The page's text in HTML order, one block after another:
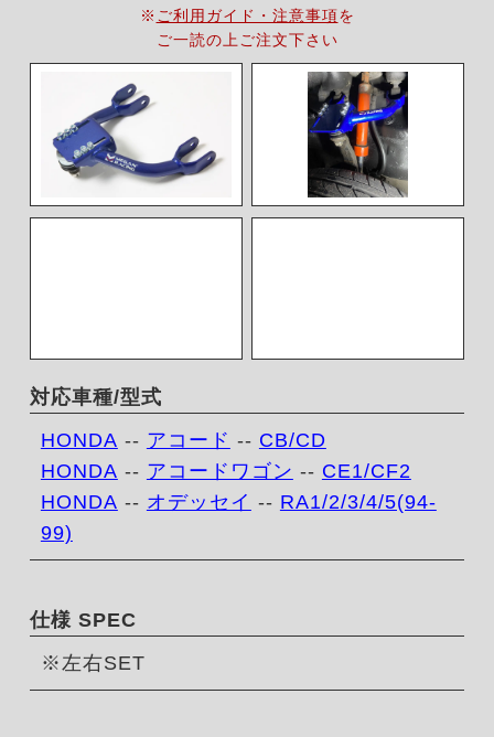
※ ご利用ガイド・注意事項を
ご一読の上ご注文下さい
対応車種/型式
HONDA -- アコード -- CB/CD
HONDA -- アコードワゴン -- CE1/CF2
HONDA -- オデッセイ -- RA1/2/3/4/5(94-
99)
仕様 SPEC
※左右SET